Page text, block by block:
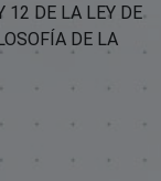
12 DE LA LEY DE
DE LA